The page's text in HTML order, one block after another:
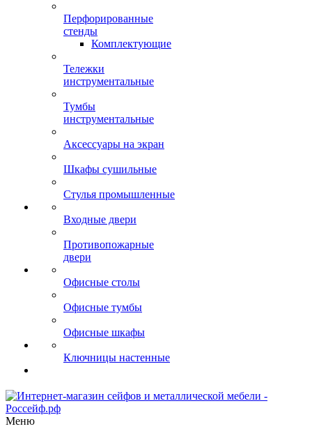
Перфорированные
стенды
Комплектующие
Тележки
инструментальные
Тумбы
инструментальные
Аксессуары на экран
Шкафы сушильные
Стулья промышленные
Входные двери
Противопожарные
двери
Офисные столы
Офисные тумбы
Офисные шкафы
Ключницы настенные
Меню